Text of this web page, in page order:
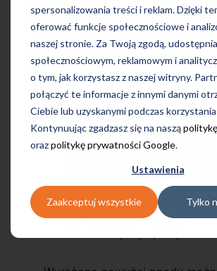
spersonalizowania treści i reklam. Dzięki
oferować funkcje społecznościowe i
naszej stronie. Za Twoją zgodą,
społecznościowym, reklamowym i
o tym, jak korzystasz z naszej witryny.
połączyć te informacje z innymi danymi
Ciebie lub uzyskanymi podczas korzystania
Kontynuując zgadzasz się na naszą
orazpolitykę prywatności Google.
Ustawienia
Zaakceptuj wszystkie Tylko
Przechodząc dalej, wyrażam
adresu e-mail w celu
oferty Tutore i Profilingua.
Administratorem przekazanych
osobowych jest Tutore Poland